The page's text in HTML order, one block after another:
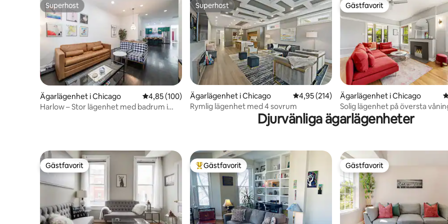
Superhost
Superhost
Ägarlägenhet i Chicago 4,85 av 5 i genomsnittligt betyg, 100 omdömen
4,85 (100)
Harlow – Stor lägenhet med badrum i
Superhost
Superhost
Ägarlägenhet i Chicago 4,95 av 5 i genomsnittligt betyg, 214
4,95 (214)
Rymlig lägenhet med 4 sovrum
Gästfavorit
Gästfavorit
Ägarlägenhet i Chicago
Solig lägenhet på översta
Uptown nära sjön och Red Line
Djurvänliga ägarlägenheter
Gästfavorit
Gästfavorit Populär gästfavorit
Gästfavorit Gästfavorit
Gästfavorit